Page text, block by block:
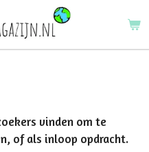
vinden om te
of als inloop opdracht.